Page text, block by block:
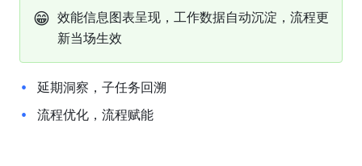
😁 效能信息图表呈现，工作数据自动沉淀，流程更
新当场生效
延期洞察，子任务回溯
流程优化，流程赋能